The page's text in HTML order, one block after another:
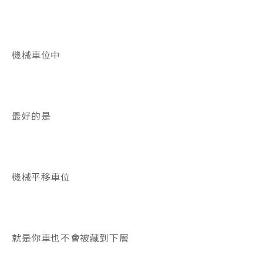
機械車位中
最好的是
機械平移車位
就是你車也不會被藏到下層